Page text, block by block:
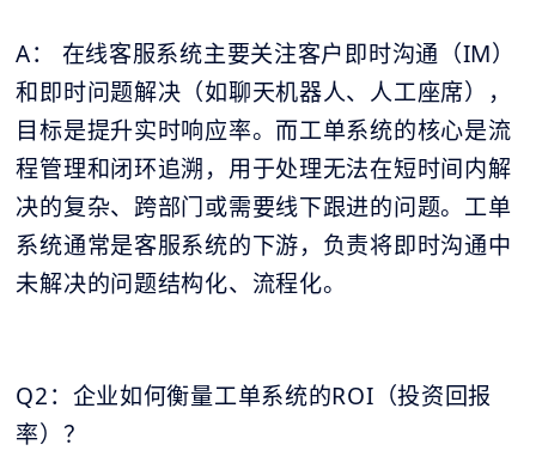
A： 在线客服系统主要关注客户即时沟通（IM）
和即时问题解决（如聊天机器人、人工座席），
目标是提升实时响应率。而工单系统的核心是流
程管理和闭环追溯，用于处理无法在短时间内解
决的复杂、跨部门或需要线下跟进的问题。工单
系统通常是客服系统的下游，负责将即时沟通中
未解决的问题结构化、流程化。
Q2：企业如何衡量工单系统的ROI（投资回报
率）？